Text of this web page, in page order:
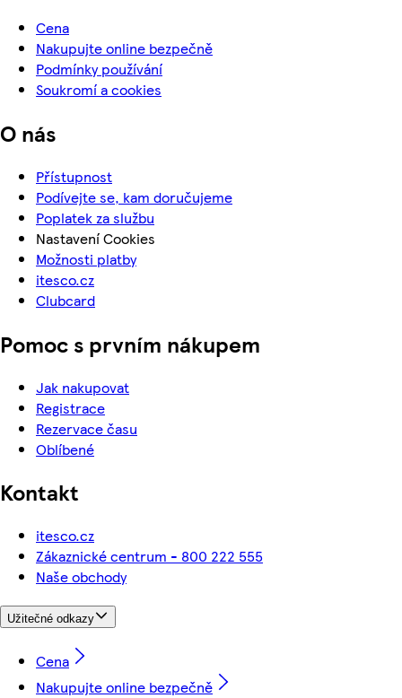
Cena
Nakupujte online bezpečně
Podmínky používání
Soukromí a cookies
O nás
Přístupnost
Podívejte se, kam doručujeme
Poplatek za službu
Nastavení Cookies
Možnosti platby
itesco.cz
Clubcard
Pomoc s prvním nákupem
Jak nakupovat
Registrace
Rezervace času
Oblíbené
Kontakt
itesco.cz
Zákaznické centrum - 800 222 555
Naše obchody
Užitečné odkazy
Cena
Nakupujte online bezpečně